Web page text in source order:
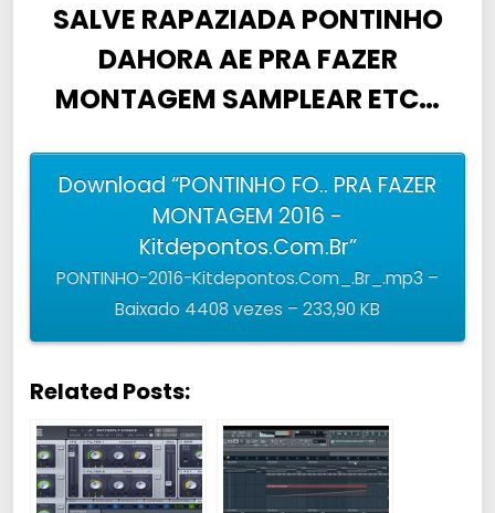
SALVE RAPAZIADA PONTINHO
DAHORA AE PRA FAZER
MONTAGEM SAMPLEAR ETC…
Download “PONTINHO FO.. PRA FAZER
MONTAGEM 2016 -
Kitdepontos.Com.Br”
PONTINHO-2016-Kitdepontos.Com_.Br_.mp3 –
Baixado 4408 vezes – 233,90 KB
Related Posts: